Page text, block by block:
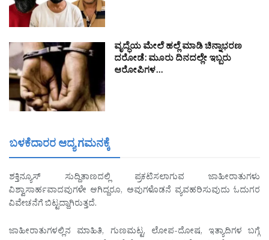
ವೃದ್ಧೆಯ ಮೇಲೆ ಹಲ್ಲೆ ಮಾಡಿ ಚಿನ್ನಾಭರಣ
ದರೋಡೆ: ಮೂರು ದಿನದಲ್ಲೇ ಇಬ್ಬರು
ಆರೋಪಿಗಳ…
ಬಳಕೆದಾರರ ಆದ್ಯ ಗಮನಕ್ಕೆ
ಶಕ್ತಿನ್ಯೂಸ್ ಸುದ್ದಿತಾಣದಲ್ಲಿ ಪ್ರಕಟಿಸಲಾಗುವ ಜಾಹೀರಾತುಗಳು
ವಿಶ್ವಾಸಾರ್ಹವಾದವುಗಳೇ ಆಗಿದ್ದರೂ, ಅವುಗಳೊಡನೆ ವ್ಯವಹರಿಸುವುದು ಓದುಗರ
ವಿವೇಚನೆಗೆ ಬಿಟ್ಟದ್ದಾಗಿರುತ್ತದೆ.
ಜಾಹೀರಾತುಗಳಲ್ಲಿನ ಮಾಹಿತಿ, ಗುಣಮಟ್ಟ, ಲೋಪ-ದೋಷ, ಇತ್ಯಾದಿಗಳ ಬಗ್ಗೆ